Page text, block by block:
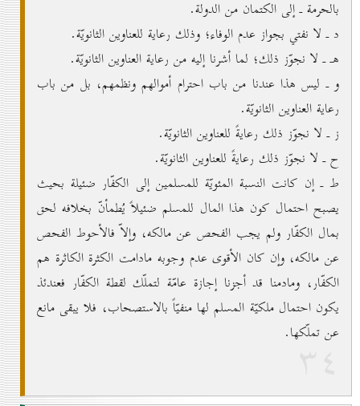
بالحرمة ـ إلى الكتمان من الدولة.
د ـ لا نفتي بجواز عدم الوفاء؛ وذلك رعاية للعناوين الثانويّة.
هـ ـ لا نجوّز ذلك؛ لما أشرنا إليه من رعاية العناوين الثانويّة.
و ـ ليس هذا عندنا من باب احترام أموالهم ونظمهم، بل من باب
رعاية العناوين الثانويّة.
ز ـ لا نجوّز ذلك رعايةً للعناوين الثانويّة.
ح ـ لا نجوّز ذلك رعايةً للعناوين الثانويّة.
ط ـ إن كانت النسبة المئويّة للمسلمين إلى الكفّار ضئيلة بحيث
يصبح احتمال كون هذا المال للمسلم ضئيلاً يُطمأنّ بخلافه لحق
بمال الكفّار ولم يجب الفحص عن مالكه، وإلاّ فالأحوط الفحص
عن مالكه، وإن كان الأقوى عدم وجوبه مادامت الكثرة الكاثرة هم
الكفّار، ومادمنا قد أجزنا إجازة عامّة لتملّك لقطة الكفّار فعندئذ
يكون احتمال ملكيّة المسلم لها منفيّاً بالاستصحاب، فلا يبقى مانع
عن تملّكها.
۳٤